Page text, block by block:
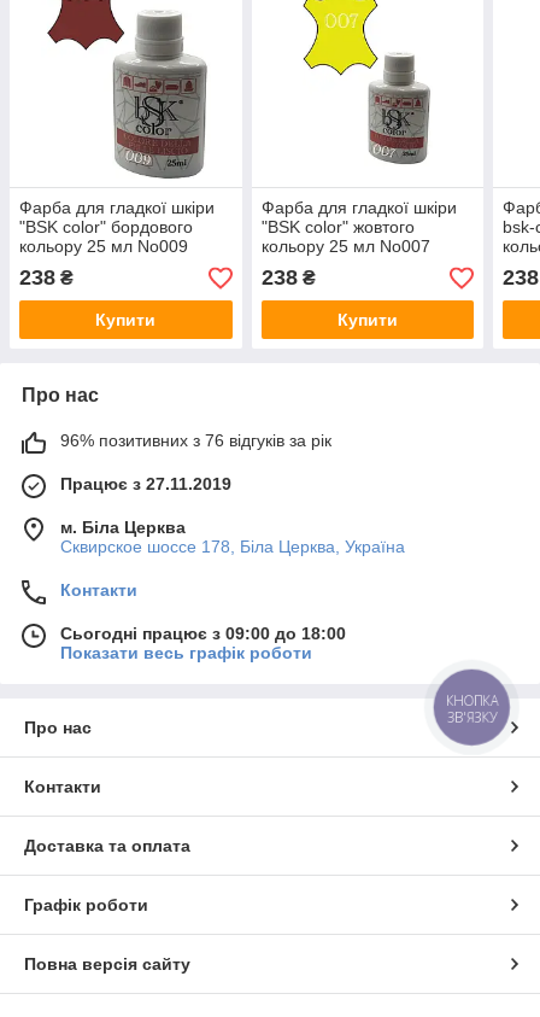
Фарба для гладкої шкіри
"BSK color" бордового
кольору 25 мл No009
238 ₴
Купити
Фарба для гладкої шкіри
"BSK color" жовтого
кольору 25 мл No007
238₴
Купити
bsk-
238
Про нас
96% позитивних з 76 відгуків за рік
Працює з 27.11.2019
м. Біла Церква
Сквирское шоссе 178, Біла Церква, Україна
Контакти
Сьогодні працює з 09:00 до 18:00
Показати весь графік роботи
Про нас
Контакти
Доставка та оплата
Графік роботи
Повна версія сайту
КНОПКА
ЗВ'ЯЗКУ